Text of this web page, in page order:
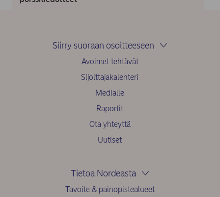
Siirry suoraan osoitteeseen
Avoimet tehtävät
Sijoittajakalenteri
Medialle
Raportit
Ota yhteyttä
Uutiset
Tietoa Nordeasta
Tavoite & painopistealueet